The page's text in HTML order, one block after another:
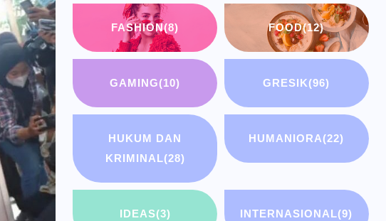
FASHION(8) FOOD(12)
GAMING(10) GRESIK(96)
HUKUM DAN
KRIMINAL(28)
HUMANIORA(22)
IDEAS(3) INTERNASIONAL(9)